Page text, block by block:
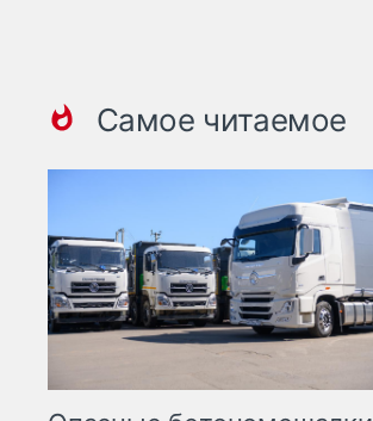
Самое читаемое